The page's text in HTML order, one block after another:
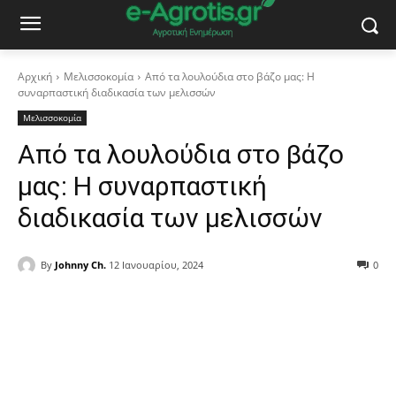
Αρχική Μελισσοκομία
Από τα λουλούδια στο βάζο μας: Η
συναρπαστική διαδικασία των μελισσών
Μελισσοκομία
Από τα λουλούδια στο βάζο
μας: Η συναρπαστική
διαδικασία των μελισσών
By Johnny Ch. 12 Ιανουαρίου, 2024 0